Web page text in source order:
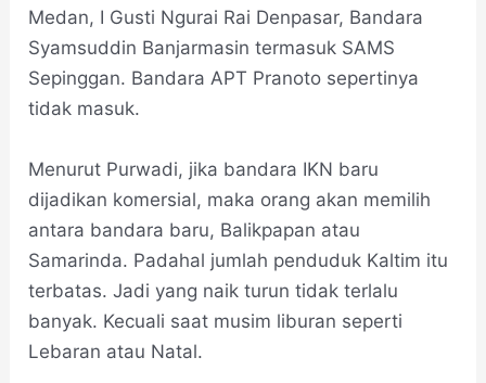
Medan, I Gusti Ngurai Rai Denpasar, Bandara
Syamsuddin Banjarmasin termasuk SAMS
Sepinggan. Bandara APT Pranoto sepertinya
tidak masuk.
Menurut Purwadi, jika bandara IKN baru
dijadikan komersial, maka orang akan memilih
antara bandara baru, Balikpapan atau
Samarinda. Padahal jumlah penduduk Kaltim itu
terbatas. Jadi yang naik turun tidak terlalu
banyak. Kecuali saat musim liburan seperti
Lebaran atau Natal.